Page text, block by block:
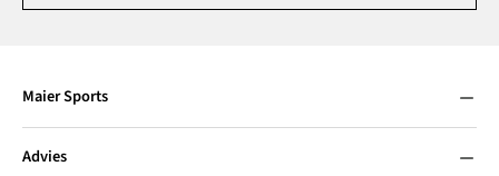
Maier Sports
Advies